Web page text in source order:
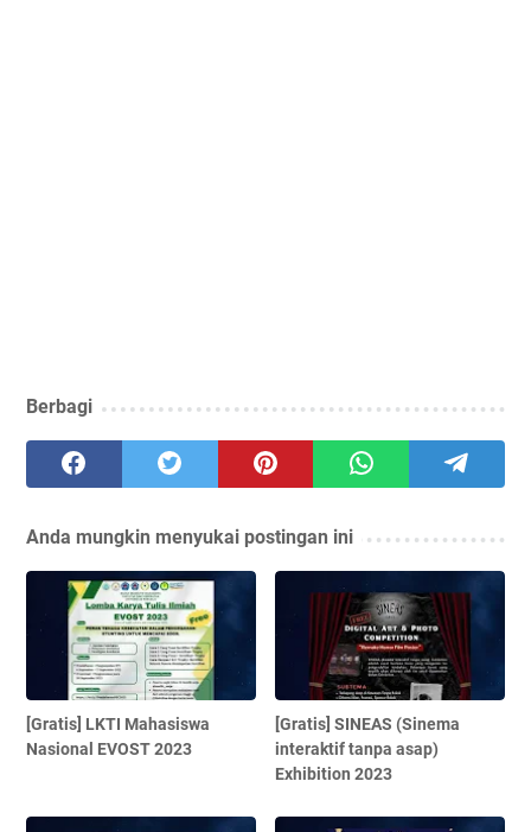
Berbagi
Anda mungkin menyukai postingan ini
[Gratis] LKTI Mahasiswa
Nasional EVOST 2023
[Gratis] SINEAS (Sinema
interaktif tanpa asap)
Exhibition 2023